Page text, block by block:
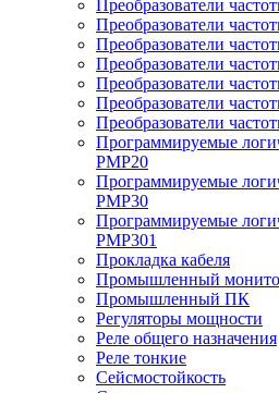
Преобразователи
Преобразователи
Преобразователи
Преобразователи
Преобразователи
Преобразователи
Преобразователи
Программируемые
PMP20
Программируемые
PMP30
Программируемые
PMP301
Прокладка кабеля
Промышленный
Промышленный ПК
Регуляторы мощности
Реле общего назначения
Реле тонкие
Сейсмостойкость